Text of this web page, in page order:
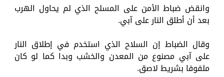
وانقض ضباط الأمن على المسلح الذي لم يحاول الهرب
بعد أن أطلق النار على آبي.
وقال الضباط إن السلاح الذي استخدم في إطلاق النار
على آبي مصنوع من المعدن والخشب وبدا كما لو كان
ملفوفا بشريط لاصق.